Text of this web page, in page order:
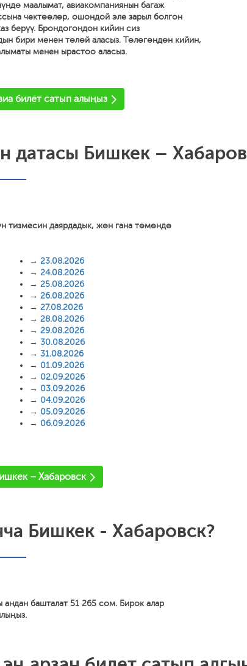
маалымат, авиакомпаниянын багаж
чектөөлөр, ошондой эле зарыл болгон
берүү. Брондогондон кийин сиз
бири менен төлөй аласыз. Төлөгөндөн кийин,
менен ырастоо аласыз.
билет сатып алыңыз
датасы Бишкек –
тизмесин даярдадык, жөн гана төмөндө
→ 23.08.2026
→ 24.08.2026
→ 25.08.2026
→ 26.08.2026
→ 27.08.2026
→ 28.08.2026
→ 29.08.2026
→ 30.08.2026
→ 31.08.2026
→ 01.09.2026
→ 02.09.2026
→ 03.09.2026
→ 04.09.2026
→ 05.09.2026
→ 06.09.2026
– Хабаровск
Бишкек - Хабаровск?
башталат 51 265 сом. Бирок алар